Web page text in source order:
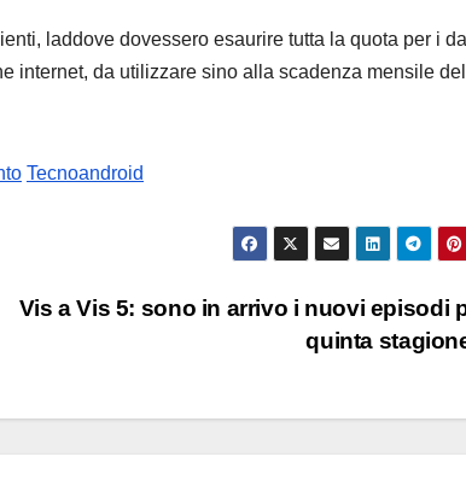
laddove dovessero esaurire tutta la quota per i
internet, da utilizzare sino alla scadenza mensile
Tecnoandroid
Vis a Vis 5: sono in arrivo i nuovi episodi
quinta